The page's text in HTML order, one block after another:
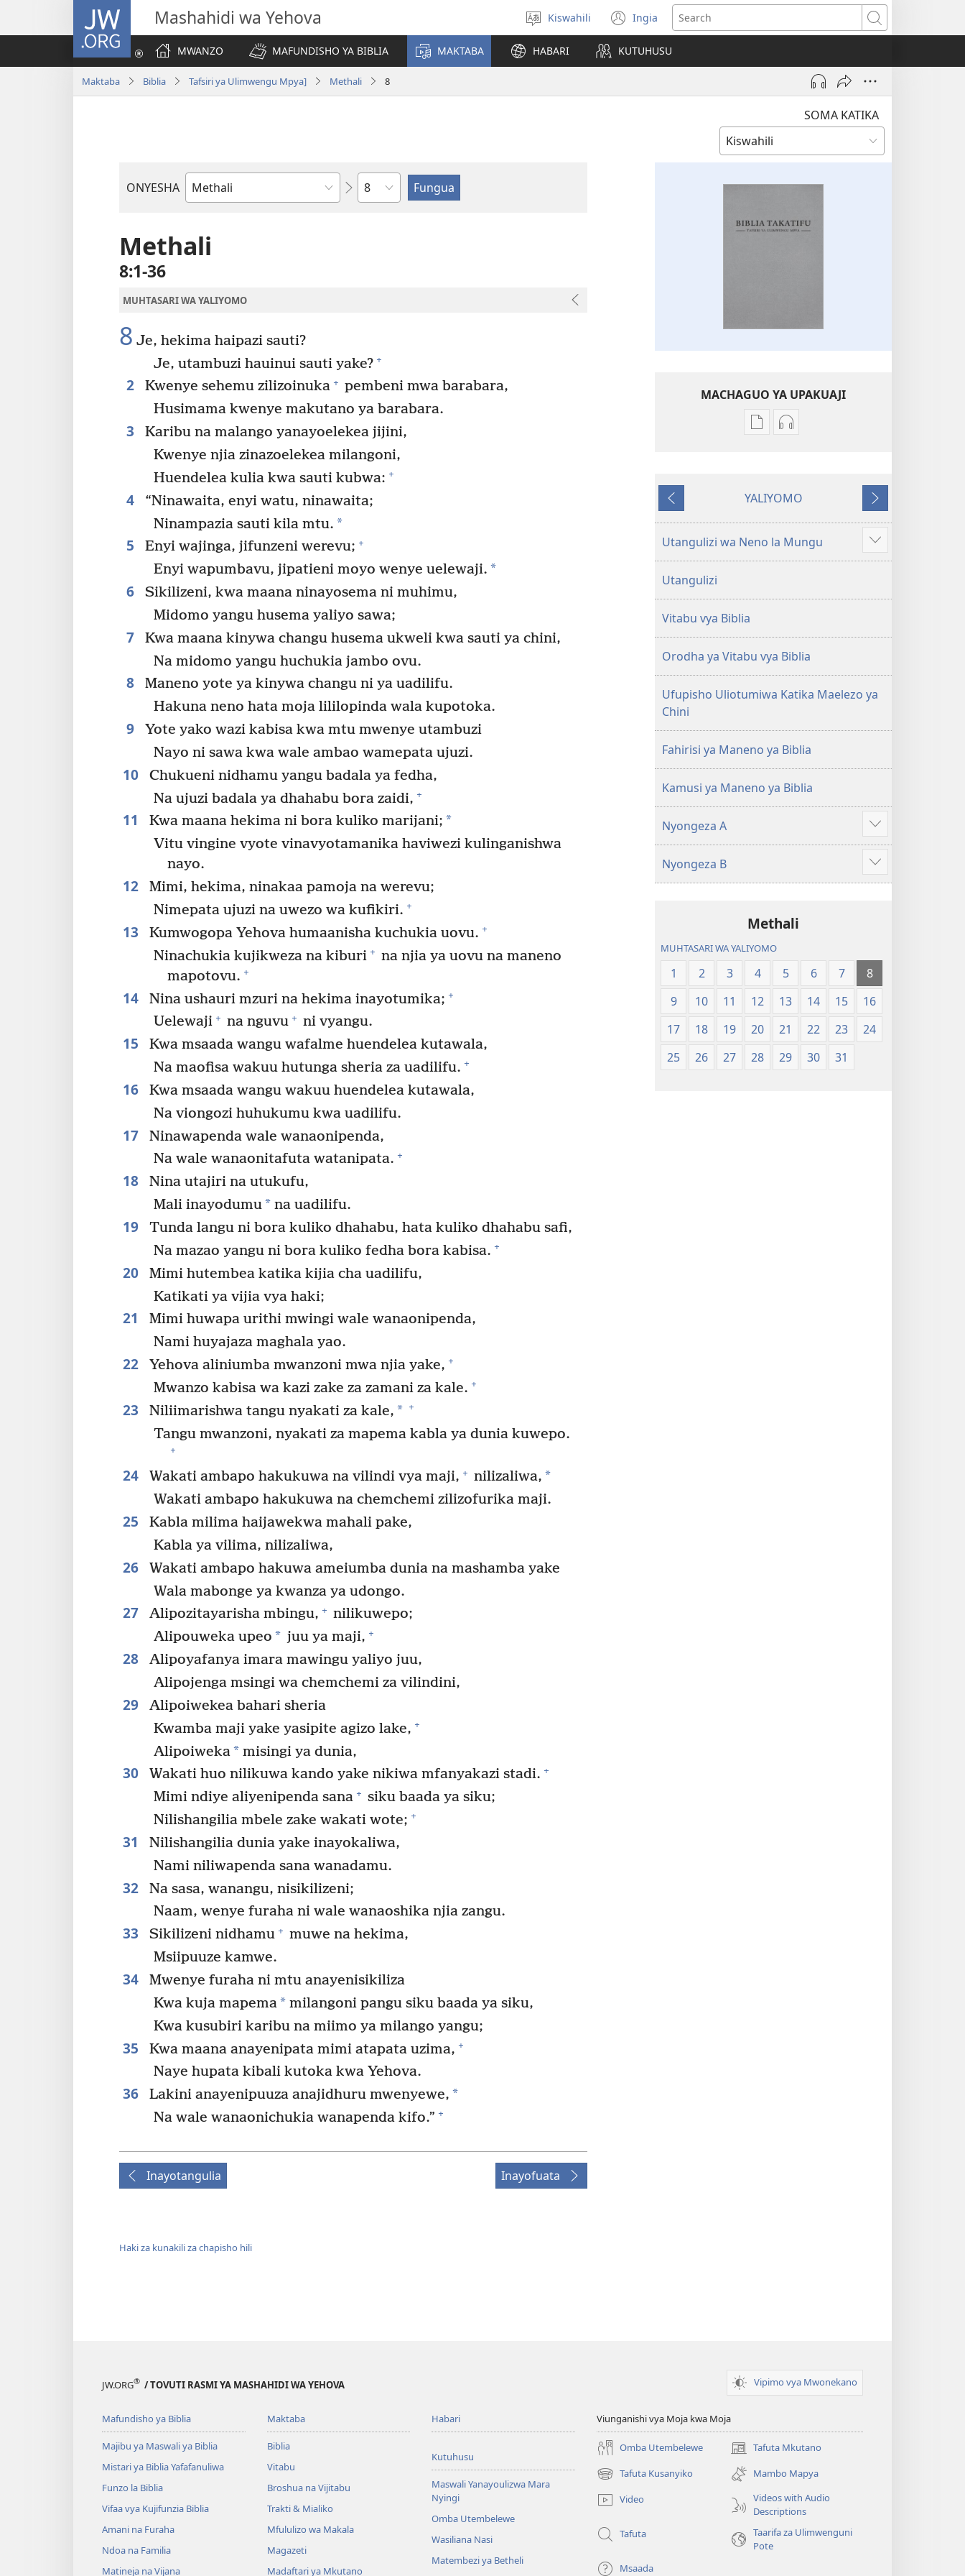
JW.ORG Mashahidi wa Yehova
Chagua
lugha
Kiswahili Ingia
(opens
new
window)
Search
MWANZO
MAFUNDISHO YA BIBLIA MAKTABA HABARI KUTUHUSU
Maktaba Biblia Tafsiri ya Ulimwengu Mpya] Methali 8
SOMA KATIKA
ONYESHA
Kitabu
Biblia
Sura
Methali
8:1-36
MUHTASARI WA YALIYOMO
8 Je, hekima haipazi sauti?
Je, utambuzi hauinui sauti yake? +
2 Kwenye sehemu zilizoinuka + pembeni mwa barabara,
Husimama kwenye makutano ya barabara.
3
Karibu na malango yanayoelekea jijini,
Kwenye njia zinazoelekea milangoni,
Huendelea kulia kwa sauti kubwa: +
4
“Ninawaita, enyi watu, ninawaita;
Ninampazia sauti kila mtu. *
5 Enyi wajinga, jifunzeni werevu; +
Enyi wapumbavu, jipatieni moyo wenye uelewaji. *
6
Sikilizeni, kwa maana ninayosema ni muhimu,
Midomo yangu husema yaliyo sawa;
7
Kwa maana kinywa changu husema ukweli kwa sauti ya chini,
Na midomo yangu huchukia jambo ovu.
8
Maneno yote ya kinywa changu ni ya uadilifu.
Hakuna neno hata moja lililopinda wala kupotoka.
9
Yote yako wazi kabisa kwa mtu mwenye utambuzi
Nayo ni sawa kwa wale ambao wamepata ujuzi.
10
Chukueni nidhamu yangu badala ya fedha,
Na ujuzi badala ya dhahabu bora zaidi, +
11 Kwa maana hekima ni bora kuliko marijani; *
Vitu vingine vyote vinavyotamanika haviwezi kulinganishwa
nayo.
12
Mimi, hekima, ninakaa pamoja na werevu;
Nimepata ujuzi na uwezo wa kufikiri. +
13 Kumwogopa Yehova humaanisha kuchukia uovu. +
Ninachukia kujikweza na kiburi + na njia ya uovu na maneno
mapotovu. +
14 Nina ushauri mzuri na hekima inayotumika; +
Uelewaji + na nguvu + ni vyangu.
15
Kwa msaada wangu wafalme huendelea kutawala,
Na maofisa wakuu hutunga sheria za uadilifu. +
16
Kwa msaada wangu wakuu huendelea kutawala,
Na viongozi huhukumu kwa uadilifu.
17
Ninawapenda wale wanaonipenda,
Na wale wanaonitafuta watanipata. +
18
Nina utajiri na utukufu,
Mali inayodumu* na uadilifu.
19
Tunda langu ni bora kuliko dhahabu, hata kuliko dhahabu safi,
Na mazao yangu ni bora kuliko fedha bora kabisa. +
20
Mimi hutembea katika kijia cha uadilifu,
Katikati ya vijia vya haki;
21
Mimi huwapa urithi mwingi wale wanaonipenda,
Nami huyajaza maghala yao.
22 Yehova aliniumba mwanzoni mwa njia yake, +
Mwanzo kabisa wa kazi zake za zamani za kale. +
23 Niliimarishwa tangu nyakati za kale, * +
Tangu mwanzoni, nyakati za mapema kabla ya dunia kuwepo.
+
24 Wakati ambapo hakukuwa na vilindi vya maji, + nilizaliwa, *
Wakati ambapo hakukuwa na chemchemi zilizofurika maji.
25
Kabla milima haijawekwa mahali pake,
Kabla ya vilima, nilizaliwa,
26
Wakati ambapo hakuwa ameiumba dunia na mashamba yake
Wala mabonge ya kwanza ya udongo.
27 Alipozitayarisha mbingu, + nilikuwepo;
Alipouweka upeo * juu ya maji, +
28
Alipoyafanya imara mawingu yaliyo juu,
Alipojenga msingi wa chemchemi za vilindini,
29
Alipoiwekea bahari sheria
Kwamba maji yake yasipite agizo lake, +
Alipoiweka* misingi ya dunia,
30 Wakati huo nilikuwa kando yake nikiwa mfanyakazi stadi. +
Mimi ndiye aliyenipenda sana + siku baada ya siku;
Nilishangilia mbele zake wakati wote; +
31
Nilishangilia dunia yake inayokaliwa,
Nami niliwapenda sana wanadamu.
32
Na sasa, wanangu, nisikilizeni;
Naam, wenye furaha ni wale wanaoshika njia zangu.
33 Sikilizeni nidhamu + muwe na hekima,
Msiipuuze kamwe.
34
Mwenye furaha ni mtu anayenisikiliza
Kwa kuja mapema* milangoni pangu siku baada ya siku,
Kwa kusubiri karibu na miimo ya milango yangu;
35 Kwa maana anayenipata mimi atapata uzima, +
Naye hupata kibali kutoka kwa Yehova.
36 Lakini anayenipuuza anajidhuru mwenyewe, *
Na wale wanaonichukia wanapenda kifo.” +
Inayotangulia Inayofuata
Haki za kunakili za chapisho hili
MACHAGUO YA UPAKUAJI
Mbinu
ya
Biblia
Takatifu
ya
Mpya
(Toleo
la
2017)
Mbinu
za
Biblia
Takatifu
ya
Mpya
(Toleo
la
2017)
Inayotangulia
YALIYOMO
Inayofuata
Utangulizi wa Neno la Mungu
Onyesha
zaidi
Utangulizi
Vitabu vya Biblia
Orodha ya Vitabu vya Biblia
Ufupisho Uliotumiwa Katika Maelezo ya
Chini
Fahirisi ya Maneno ya Biblia
Kamusi ya Maneno ya Biblia
Nyongeza A
Onyesha
zaidi
Nyongeza B
Onyesha
zaidi
Methali
MUHTASARI WA YALIYOMO
1 2 3 4 5 6 7
8
9
10 11 12 13 14 15
16
17
18 19 20 21 22 23
24
25
26 27 28 29 30 31
JW.ORG® / TOVUTI RASMI YA MASHAHIDI WA YEHOVA Vipimo vya Mwonekano
Mafundisho ya Biblia
Majibu ya Maswali ya Biblia
Mistari ya Biblia Yafafanuliwa
Funzo la Biblia
Vifaa vya Kujifunzia Biblia
Amani na Furaha
Ndoa na Familia
Matineja na Vijana
Maktaba
Biblia
Vitabu
Broshua na Vijitabu
Trakti & Mialiko
Mfululizo wa Makala
Magazeti
Madaftari ya Mkutano
Habari
Kutuhusu
Maswali Yanayoulizwa Mara
Nyingi
Omba Utembelewe
Wasiliana Nasi
Matembezi ya Betheli
Viunganishi vya Moja kwa Moja
Omba Utembelewe Tafuta Mkutano
(opens
new
window)
Tafuta Kusanyiko
(opens
new
window)
Mambo Mapya
Video
Videos with Audio
Descriptions
Tafuta
Taarifa za Ulimwenguni
Pote
Msaada